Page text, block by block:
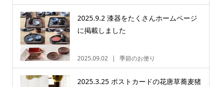
2025.9.2 漆器をたくさんホームページ
に掲載しました
2025.09.02 季節のお便り
2025.3.25 ポストカードの花唐草蕎麦猪